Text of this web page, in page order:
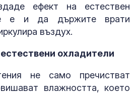
ефект на естествен
е и да държите врати
въздух.
охладители
не само пречистват
влажността, което